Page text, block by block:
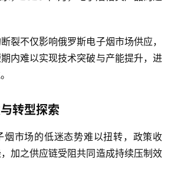
裂不仅影响俄罗斯电子烟市场供应，
内难以实现技术突破与产能提升，进
转型探索
烟市场的低迷态势难以扭转，政策收
加之供应链受阻共同造成持续压制效